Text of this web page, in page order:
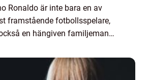
Ronaldo är inte bara en av
framstående fotbollsspelare,
en hängiven familjeman.
sidan av fotbollen....